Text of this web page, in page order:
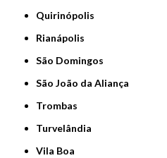
Quirinópolis
Rianápolis
São Domingos
São João da Aliança
Trombas
Turvelândia
Vila Boa